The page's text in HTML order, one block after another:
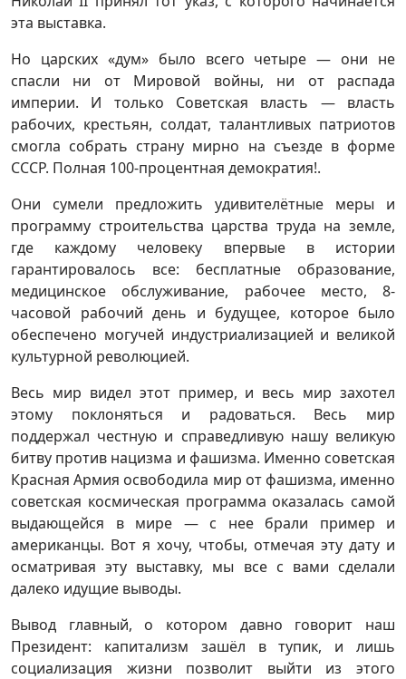
эта выставка.
Но царских «дум» было всего четыре — они не
спасли ни от Мировой войны, ни от распада
империи. И только Советская власть — власть
рабочих, крестьян, солдат, талантливых патриотов
смогла собрать страну мирно на съезде в форме
СССР. Полная 100-процентная демократия!.
Они сумели предложить удивителётные меры и
программу строительства царства труда на земле,
где каждому человеку впервые в истории
гарантировалось все: бесплатные образование,
медицинское обслуживание, рабочее место, 8-
часовой рабочий день и будущее, которое было
обеспечено могучей индустриализацией и великой
культурной революцией.
Весь мир видел этот пример, и весь мир захотел
этому поклоняться и радоваться. Весь мир
поддержал честную и справедливую нашу великую
битву против нацизма и фашизма. Именно советская
Красная Армия освободила мир от фашизма, именно
советская космическая программа оказалась самой
выдающейся в мире — с нее брали пример и
американцы. Вот я хочу, чтобы, отмечая эту дату и
осматривая эту выставку, мы все с вами сделали
далеко идущие выводы.
Вывод главный, о котором давно говорит наш
Президент: капитализм зашёл в тупик, и лишь
социализация жизни позволит выйти из этого